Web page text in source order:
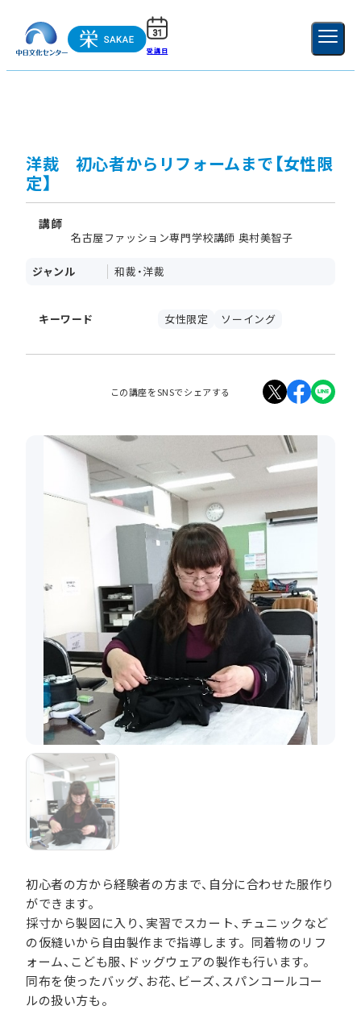
受講日 新規登録
洋裁 初心者からリフォームまで【女性限
定】
講師
名古屋ファッション専門学校講師 奥村美智子
ジャンル 和裁・洋裁
キーワード 女性限定 ソーイング
この講座をSNSでシェアする
初心者の方から経験者の方まで、自分に合わせた服作り
ができます。
採寸から製図に入り、実習でスカート、チュニックなど
の仮縫いから自由製作まで指導します。同着物のリフ
ォーム、こども服、ドッグウェアの製作も行います。
同布を使ったバッグ、お花、ビーズ、スパンコールコー
ルの扱い方も。